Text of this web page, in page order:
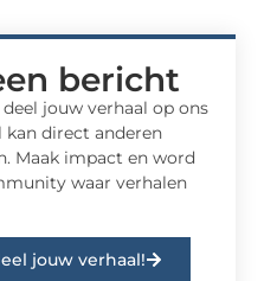
bericht
jouw verhaal op ons
direct anderen
Maak impact en word
waar verhalen
jouw verhaal!